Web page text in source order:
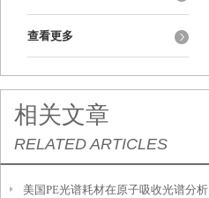
查看更多
相关文章
RELATED ARTICLES
美国PE光谱耗材在原子吸收光谱分析